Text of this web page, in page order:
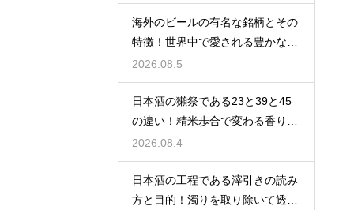
海外のビールの有名な銘柄とその
特徴！世界中で愛される豊かな味
わい
2026.08.5
日本酒の獺祭である23と39と45
の違い！精米歩合で変わる香りと
価格
2026.08.4
日本酒の工程である滓引きの読み
方と目的！濁りを取り除いて透明